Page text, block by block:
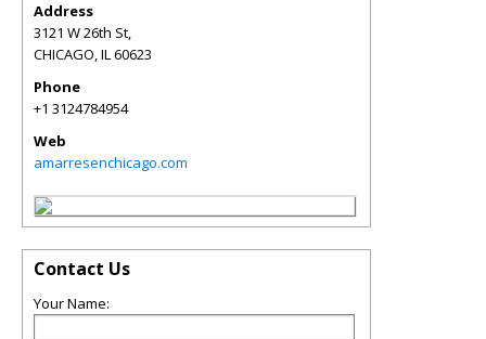
Address
3121 W 26th St,
CHICAGO,IL60623
Phone
+1 3124784954
Web
amarresenchicago.com
Contact Us
Your Name: